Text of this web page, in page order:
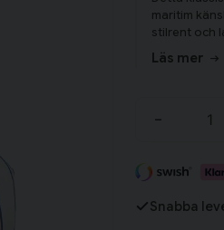
maritim
stilrent och
fräsch och
Läs mer
-
Snabba
Har du alla